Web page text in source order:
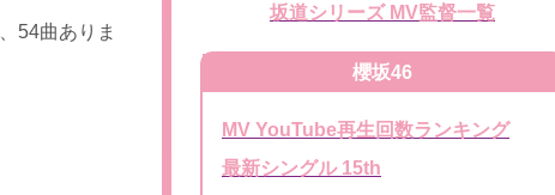
54曲ありま
坂道シリーズ MV監督一覧
櫻坂46
MV YouTube再生回数ランキング
最新シングル 15th